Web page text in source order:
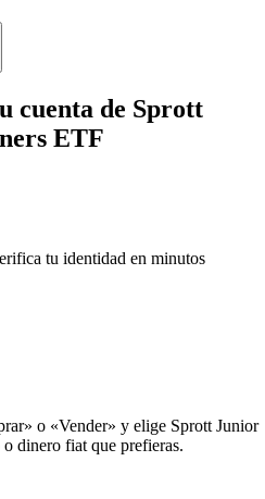
cuenta de Sprott
ETF
tu identidad en minutos
o «Vender» y elige Sprott Junior
dinero fiat que prefieras.